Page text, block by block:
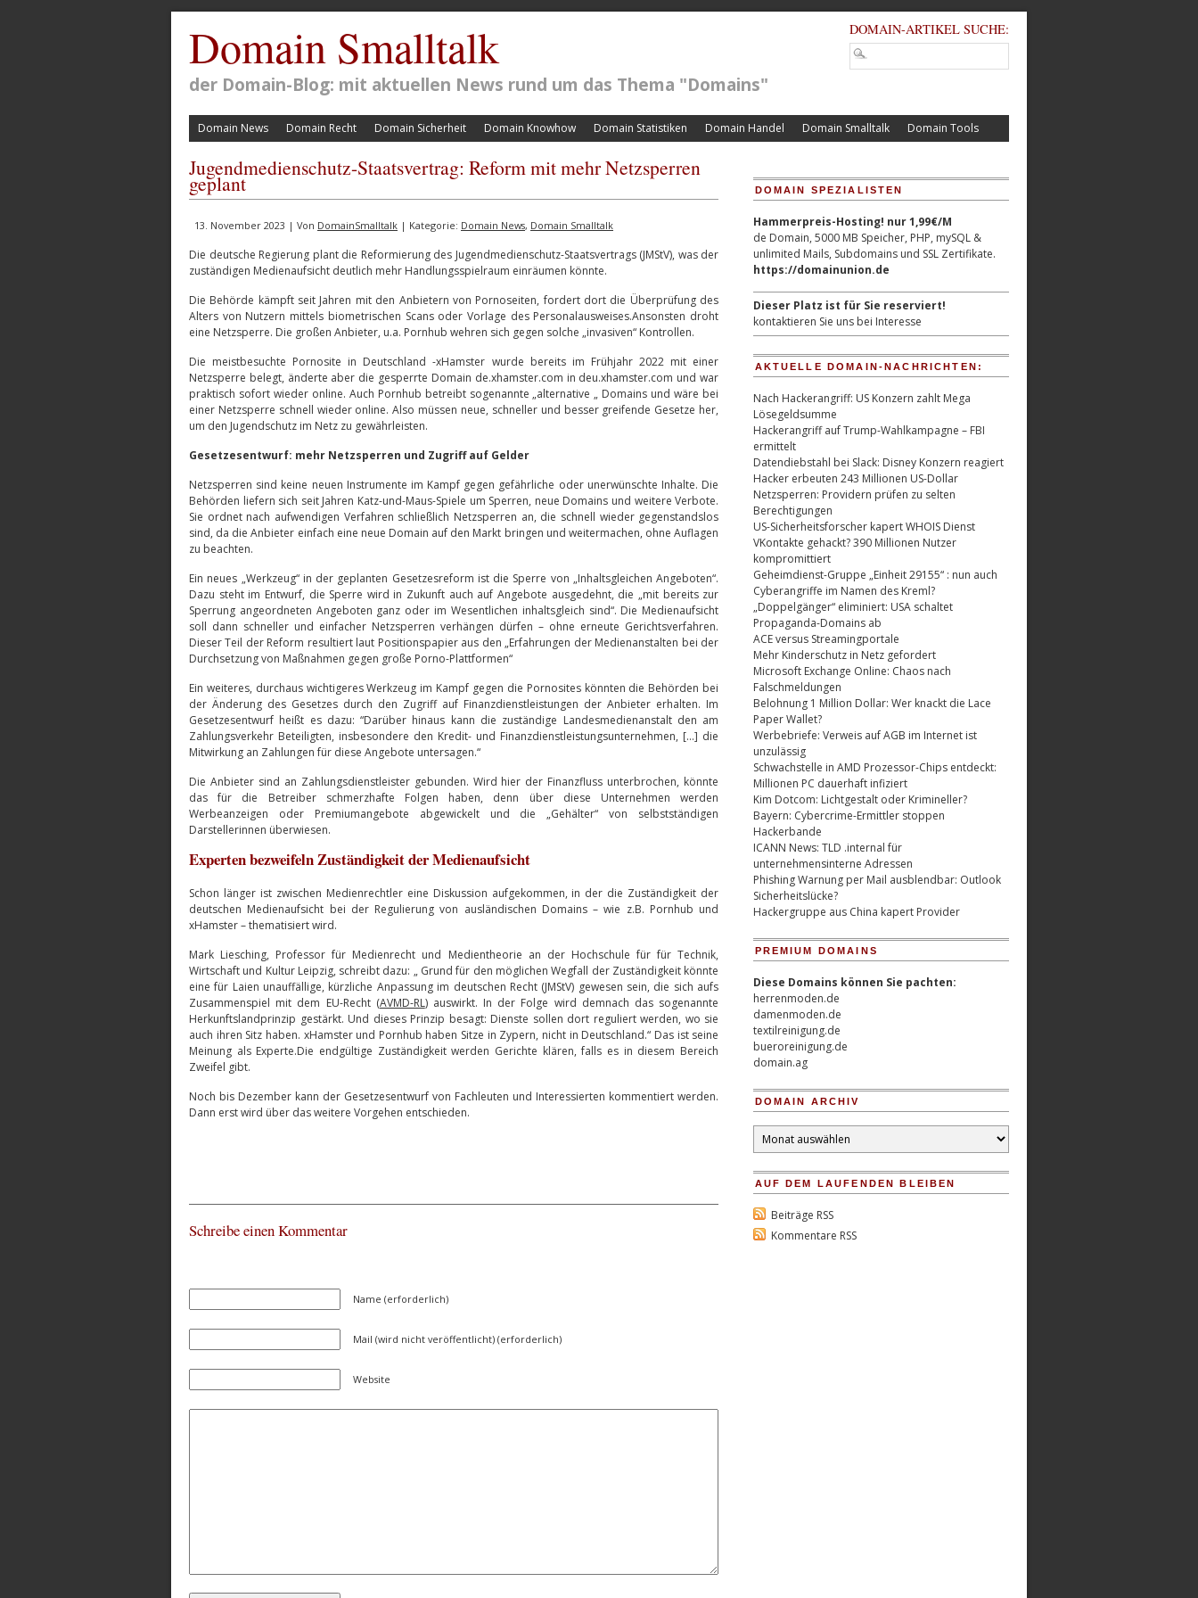
Domain Smalltalk
der Domain-Blog: mit aktuellen News rund um das Thema "Domains"
DOMAIN-ARTIKEL SUCHE:
Domain News Domain Recht Domain Sicherheit Domain Knowhow Domain Statistiken Domain Handel Domain Smalltalk Domain Tools
Jugendmedienschutz-Staatsvertrag: Reform mit mehr Netzsperren
geplant
13. November 2023 | Von DomainSmalltalk | Kategorie: Domain News, Domain Smalltalk
Die deutsche Regierung plant die Reformierung des Jugendmedienschutz-Staatsvertrags (JMStV), was der
zuständigen Medienaufsicht deutlich mehr Handlungsspielraum einräumen könnte.
Die Behörde kämpft seit Jahren mit den Anbietern von Pornoseiten, fordert dort die Überprüfung des
Alters von Nutzern mittels biometrischen Scans oder Vorlage des Personalausweises.Ansonsten droht
eine Netzsperre. Die großen Anbieter, u.a. Pornhub wehren sich gegen solche „invasiven“ Kontrollen.
Die meistbesuchte Pornosite in Deutschland -xHamster wurde bereits im Frühjahr 2022 mit einer
Netzsperre belegt, änderte aber die gesperrte Domain de.xhamster.com in deu.xhamster.com und war
praktisch sofort wieder online. Auch Pornhub betreibt sogenannte „alternative „ Domains und wäre bei
einer Netzsperre schnell wieder online. Also müssen neue, schneller und besser greifende Gesetze her,
um den Jugendschutz im Netz zu gewährleisten.
Gesetzesentwurf: mehr Netzsperren und Zugriff auf Gelder
Netzsperren sind keine neuen Instrumente im Kampf gegen gefährliche oder unerwünschte Inhalte. Die
Behörden liefern sich seit Jahren Katz-und-Maus-Spiele um Sperren, neue Domains und weitere Verbote.
Sie ordnet nach aufwendigen Verfahren schließlich Netzsperren an, die schnell wieder gegenstandslos
sind, da die Anbieter einfach eine neue Domain auf den Markt bringen und weitermachen, ohne Auflagen
zu beachten.
Ein neues „Werkzeug“ in der geplanten Gesetzesreform ist die Sperre von „Inhaltsgleichen Angeboten“.
Dazu steht im Entwurf, die Sperre wird in Zukunft auch auf Angebote ausgedehnt, die „mit bereits zur
Sperrung angeordneten Angeboten ganz oder im Wesentlichen inhaltsgleich sind“. Die Medienaufsicht
soll dann schneller und einfacher Netzsperren verhängen dürfen – ohne erneute Gerichtsverfahren.
Dieser Teil der Reform resultiert laut Positionspapier aus den „Erfahrungen der Medienanstalten bei der
Durchsetzung von Maßnahmen gegen große Porno-Plattformen“
Ein weiteres, durchaus wichtigeres Werkzeug im Kampf gegen die Pornosites könnten die Behörden bei
der Änderung des Gesetzes durch den Zugriff auf Finanzdienstleistungen der Anbieter erhalten. Im
Gesetzesentwurf heißt es dazu: “Darüber hinaus kann die zuständige Landesmedienanstalt den am
Zahlungsverkehr Beteiligten, insbesondere den Kredit- und Finanzdienstleistungsunternehmen, […] die
Mitwirkung an Zahlungen für diese Angebote untersagen.“
Die Anbieter sind an Zahlungsdienstleister gebunden. Wird hier der Finanzfluss unterbrochen, könnte
das für die Betreiber schmerzhafte Folgen haben, denn über diese Unternehmen werden
Werbeanzeigen oder Premiumangebote abgewickelt und die „Gehälter“ von selbstständigen
Darstellerinnen überwiesen.
Experten bezweifeln Zuständigkeit der Medienaufsicht
Schon länger ist zwischen Medienrechtler eine Diskussion aufgekommen, in der die Zuständigkeit der
deutschen Medienaufsicht bei der Regulierung von ausländischen Domains – wie z.B. Pornhub und
xHamster – thematisiert wird.
Mark Liesching, Professor für Medienrecht und Medientheorie an der Hochschule für für Technik,
Wirtschaft und Kultur Leipzig, schreibt dazu: „ Grund für den möglichen Wegfall der Zuständigkeit könnte
eine für Laien unauffällige, kürzliche Anpassung im deutschen Recht (JMStV) gewesen sein, die sich aufs
Zusammenspiel mit dem EU-Recht (AVMD-RL) auswirkt. In der Folge wird demnach das sogenannte
Herkunftslandprinzip gestärkt. Und dieses Prinzip besagt: Dienste sollen dort reguliert werden, wo sie
auch ihren Sitz haben. xHamster und Pornhub haben Sitze in Zypern, nicht in Deutschland.“ Das ist seine
Meinung als Experte.Die endgültige Zuständigkeit werden Gerichte klären, falls es in diesem Bereich
Zweifel gibt.
Noch bis Dezember kann der Gesetzesentwurf von Fachleuten und Interessierten kommentiert werden.
Dann erst wird über das weitere Vorgehen entschieden.
Schreibe einen Kommentar
Name (erforderlich)
Mail (wird nicht veröffentlicht) (erforderlich)
Website
DOMAIN SPEZIALISTEN
Hammerpreis-Hosting! nur 1,99€/M
de Domain, 5000 MB Speicher, PHP, mySQL &
unlimited Mails, Subdomains und SSL Zertifikate.
https://domainunion.de
Dieser Platz ist für Sie reserviert!
kontaktieren Sie uns bei Interesse
AKTUELLE DOMAIN-NACHRICHTEN:
Nach Hackerangriff: US Konzern zahlt Mega
Lösegeldsumme
Hackerangriff auf Trump-Wahlkampagne – FBI
ermittelt
Datendiebstahl bei Slack: Disney Konzern reagiert
Hacker erbeuten 243 Millionen US-Dollar
Netzsperren: Providern prüfen zu selten
Berechtigungen
US-Sicherheitsforscher kapert WHOIS Dienst
VKontakte gehackt? 390 Millionen Nutzer
kompromittiert
Geheimdienst-Gruppe „Einheit 29155“ : nun auch
Cyberangriffe im Namen des Kreml?
„Doppelgänger“ eliminiert: USA schaltet
Propaganda-Domains ab
ACE versus Streamingportale
Mehr Kinderschutz in Netz gefordert
Microsoft Exchange Online: Chaos nach
Falschmeldungen
Belohnung 1 Million Dollar: Wer knackt die Lace
Paper Wallet?
Werbebriefe: Verweis auf AGB im Internet ist
unzulässig
Schwachstelle in AMD Prozessor-Chips entdeckt:
Millionen PC dauerhaft infiziert
Kim Dotcom: Lichtgestalt oder Krimineller?
Bayern: Cybercrime-Ermittler stoppen
Hackerbande
ICANN News: TLD .internal für
unternehmensinterne Adressen
Phishing Warnung per Mail ausblendbar: Outlook
Sicherheitslücke?
Hackergruppe aus China kapert Provider
PREMIUM DOMAINS
Diese Domains können Sie pachten:
herrenmoden.de
damenmoden.de
textilreinigung.de
bueroreinigung.de
domain.ag
DOMAIN ARCHIV
Domain
Archiv
AUF DEM LAUFENDEN BLEIBEN
Beiträge RSS
Kommentare RSS